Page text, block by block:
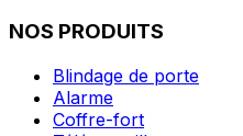
NOS PRODUITS
Blindage de porte
Alarme
Coffre-fort